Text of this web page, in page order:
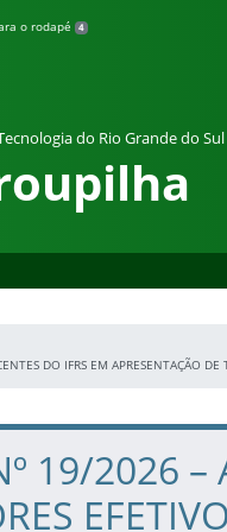
o rodapé 4
do Rio Grande do Sul
DO IFRS EM APRESENTAÇÃO
19/2026 –